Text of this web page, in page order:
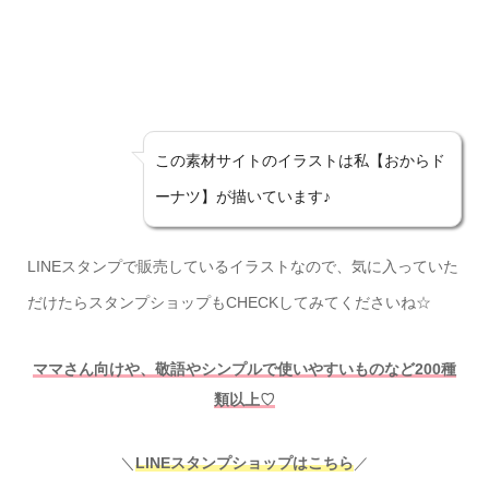
この素材サイトのイラストは私【おからド
ーナツ】が描いています♪
LINEスタンプで販売しているイラストなので、気に入っていた
だけたらスタンプショップもCHECKしてみてくださいね☆
ママさん向けや、敬語やシンプルで使いやすいものなど200種
類以上♡
＼LINEスタンプショップはこちら／